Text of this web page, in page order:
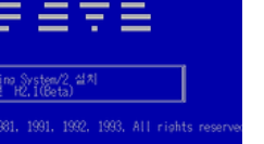
니다. OS/2 설치 안내 창입니다.
문구입니다. 2.0 한글판도 있었나
고 나와있습니다. 설치 방법을 알